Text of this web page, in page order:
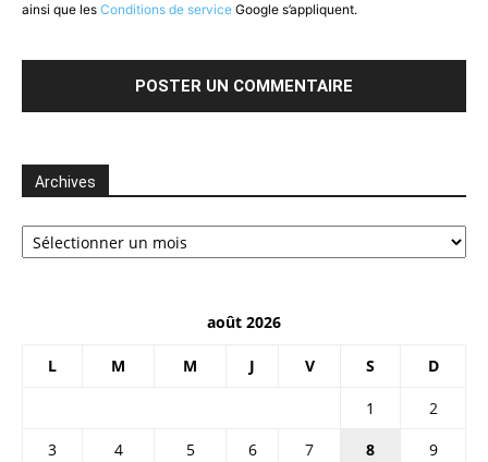
ainsi que les Conditions de service Google s’appliquent.
Archives
Archives
août 2026
L M M J V S D
1
2
3
4 5 6 7 8
9